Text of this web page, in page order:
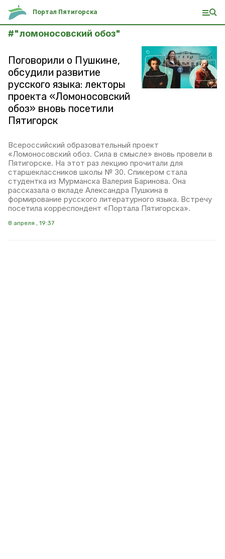
Портал Пятигорска
#"ломоносовский обоз"
Поговорили о Пушкине,
обсудили развитие
русского языка: лекторы
проекта «Ломоносовский
обоз» вновь посетили
Пятигорск
Всероссийский образовательный проект
«Ломоносовский обоз. Сила в смысле» вновь провели в
Пятигорске. На этот раз лекцию прочитали для
старшеклассников школы № 30. Спикером стала
студентка из Мурманска Валерия Баринова. Она
рассказала о вкладе Александра Пушкина в
формирование русского литературного языка. Встречу
посетила корреспондент «Портала Пятигорска».
8 апреля , 19:37